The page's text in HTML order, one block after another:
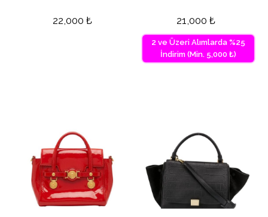
22,000 ₺ 21,000 ₺
2 ve Üzeri Alımlarda %25
İndirim (Min. 5,000 ₺)